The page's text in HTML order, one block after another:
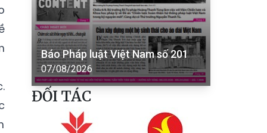
Báo Pháp luật Việt Nam số 201
07/08/2026
ĐỐI TÁC